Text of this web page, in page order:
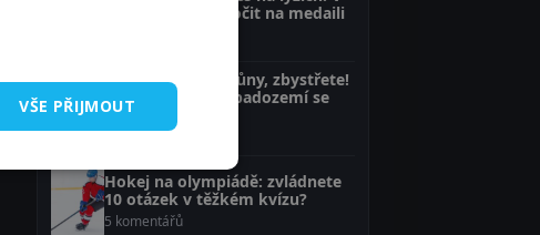
super-G může útočit na medaili
Fanoušci Hry o trůny, zbystřete!
Nový seriál ze Západozemí se
blíží
5 komentářů
Hokej na olympiádě: zvládnete
10 otázek v těžkém kvízu?
5 komentářů
VŠE PŘIJMOUT